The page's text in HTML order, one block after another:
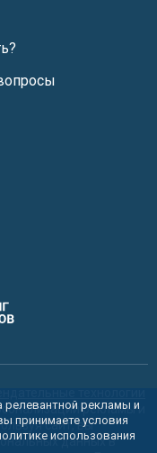
рекламы и
сайт, вы
данных в
рекламы и
принимаете условия
использования